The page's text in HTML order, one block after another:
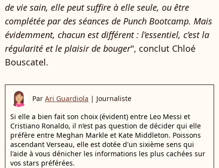
de vie sain, elle peut suffire à elle seule, ou être
complétée par des séances de Punch Bootcamp. Mais
évidemment, chacun est différent : l’essentiel, c’est la
régularité et le plaisir de bouger", conclut Chloé
Bouscatel.
Par Ari Guardiola | Journaliste
Si elle a bien fait son choix (évident) entre Leo Messi et
Cristiano Ronaldo, il n’est pas question de décider qui elle
préfère entre Meghan Markle et Kate Middleton. Poissons
ascendant Verseau, elle est dotée d'un sixième sens qui
l'aide à vous dénicher les informations les plus cachées sur
vos stars préférées.